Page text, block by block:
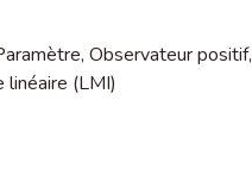
, Observateur positif,
linéaire (LMI)